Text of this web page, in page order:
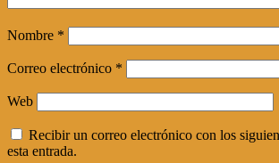
Nombre *
Correo electrónico *
Web
Recibir un correo electrónico con los
esta entrada.